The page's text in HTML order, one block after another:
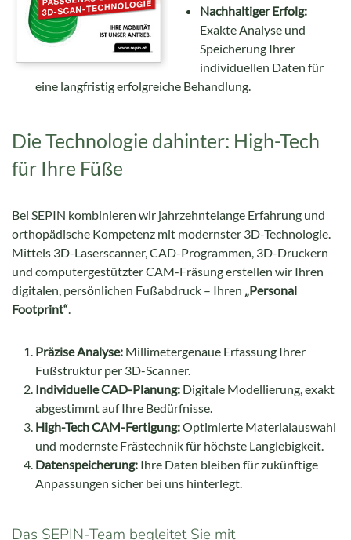
Nachhaltiger Erfolg:
Exakte Analyse und
Speicherung Ihrer
individuellen Daten für
eine langfristig erfolgreiche Behandlung.
Die Technologie dahinter: High-Tech
für Ihre Füße
Bei SEPIN kombinieren wir jahrzehntelange Erfahrung und
orthopädische Kompetenz mit modernster 3D-Technologie.
Mittels 3D-Laserscanner, CAD-Programmen, 3D-Druckern
und computergestützter CAM-Fräsung erstellen wir Ihren
digitalen, persönlichen Fußabdruck – Ihren „Personal
Footprint“.
Präzise Analyse: Millimetergenaue Erfassung Ihrer
Fußstruktur per 3D-Scanner.
Individuelle CAD-Planung: Digitale Modellierung, exakt
abgestimmt auf Ihre Bedürfnisse.
High-Tech CAM-Fertigung:Optimierte Materialauswahl
und modernste Frästechnik für höchste Langlebigkeit.
Datenspeicherung: Ihre Daten bleiben für zukünftige
Anpassungen sicher bei uns hinterlegt.
Das SEPIN-Team begleitet Sie mit